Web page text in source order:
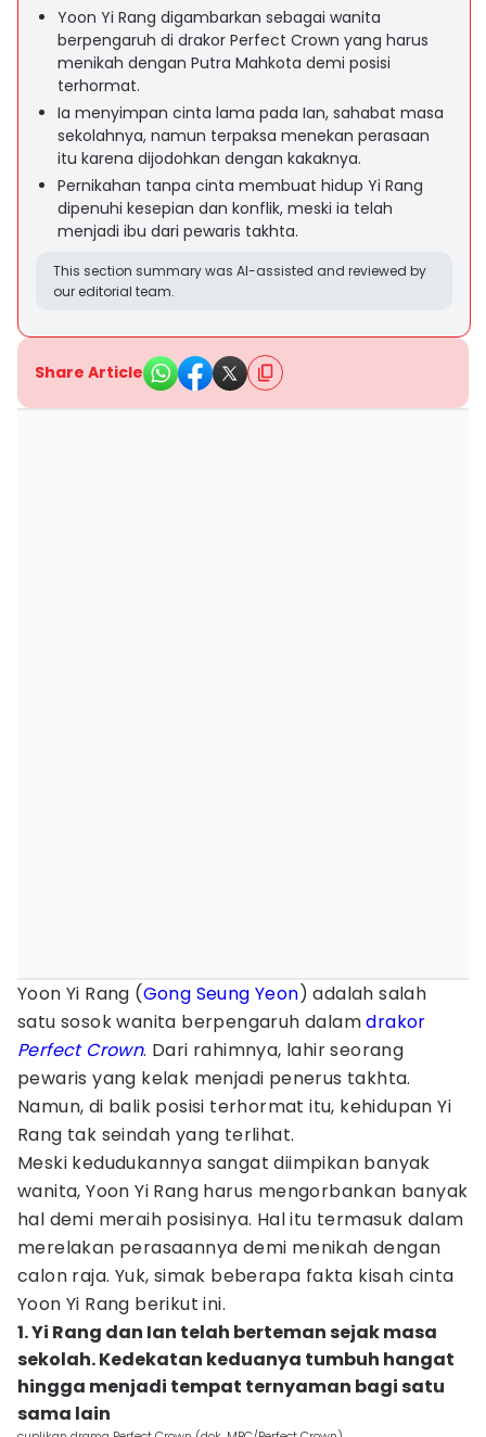
Yoon Yi Rang digambarkan sebagai wanita
berpengaruh di drakor Perfect Crown yang harus
menikah dengan Putra Mahkota demi posisi
terhormat.
Ia menyimpan cinta lama pada Ian, sahabat masa
sekolahnya, namun terpaksa menekan perasaan
itu karena dijodohkan dengan kakaknya.
Pernikahan tanpa cinta membuat hidup Yi Rang
dipenuhi kesepian dan konflik, meski ia telah
menjadi ibu dari pewaris takhta.
This section summary was AI-assisted and reviewed by
our editorial team.
Share Article
Yoon Yi Rang (Gong Seung Yeon) adalah salah
satu sosok wanita berpengaruh dalamdrakor
Perfect Crown. Dari rahimnya, lahir seorang
pewaris yang kelak menjadi penerus takhta.
Namun, di balik posisi terhormat itu, kehidupan Yi
Rang tak seindah yang terlihat.
Meski kedudukannya sangat diimpikan banyak
wanita, Yoon Yi Rang harus mengorbankan banyak
hal demi meraih posisinya. Hal itu termasuk dalam
merelakan perasaannya demi menikah dengan
calon raja. Yuk, simak beberapa fakta kisah cinta
Yoon Yi Rang berikut ini.
1. Yi Rang dan Ian telah berteman sejak masa
sekolah. Kedekatan keduanya tumbuh hangat
hingga menjadi tempat ternyaman bagi satu
sama lain